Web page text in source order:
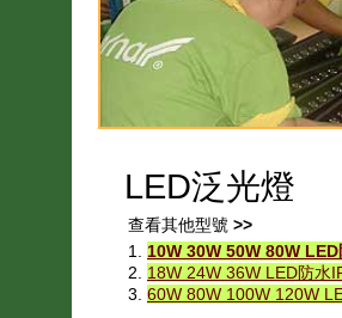
LED泛光燈
查看其他型號 >>
1. 10W 30W 50W 80W
2. 18W 24W 36W LED防水
3. 60W 80W 100W 120W